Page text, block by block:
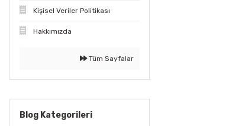
Kişisel Veriler Politikası
Hakkımızda
Tüm Sayfalar
Blog Kategorileri